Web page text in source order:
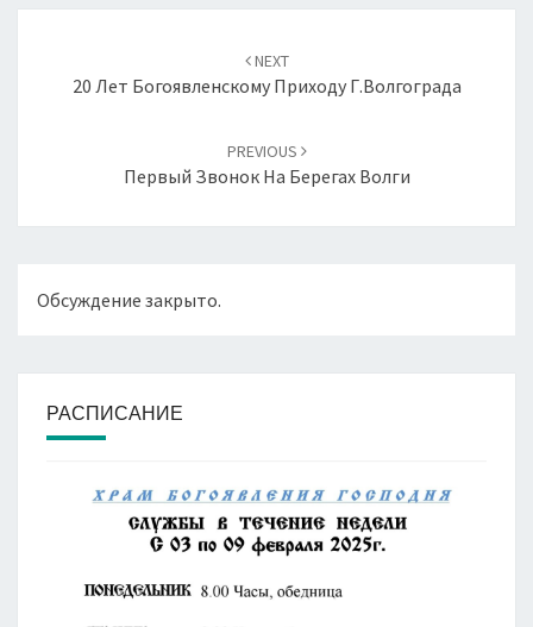
записям
NEXT
20 Лет Богоявленскому Приходу Г.Волгограда
PREVIOUS
Первый Звонок На Берегах Волги
Обсуждение закрыто.
РАСПИСАНИЕ